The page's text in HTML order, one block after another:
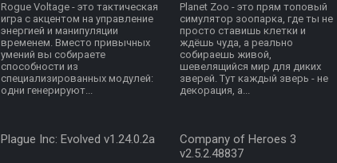
Rogue Voltage - это тактическая
игра с акцентом на управление
энергией и манипуляции
временем. Вместо привычных
умений вы собираете
способности из
специализированных модулей:
одни генерируют...
Planet Zoo - это прям топовый
симулятор зоопарка, где ты не
просто ставишь клетки и
ждёшь чуда, а реально
собираешь живой,
шевелящийся мир для диких
зверей. Тут каждый зверь - не
декорация, а...
Plague Inc: Evolved v1.24.0.2a
Company of Heroes 3
v2.5.2.48837